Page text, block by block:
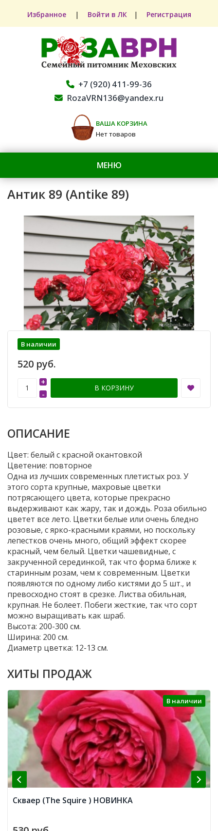
Избранное | Войти в ЛК | Регистрация
+7 (920) 411-99-36
RozaVRN136@yandex.ru
ВАША КОРЗИНА
Нет товаров
МЕНЮ
Антик 89 (Antike 89)
В наличии
520 руб.
-
+
В КОРЗИНУ
ОПИСАНИЕ
Цвет: бeлый с красной окантовкой
Цветение: повторное
Одна из лучших современных плетистых роз. У
этого сорта крупные, махровые цветки
потрясающего цвета, которые прекрасно
выдерживают как жару, так и дождь. Роза обильно
цветет все лето. Цветки белые или очень бледно
розовые, с ярко-красными краями, но поскольку
лепестков очень много, общий эффект скорее
красный, чем белый. Цветки чашевидные, с
закрученной серединкой, так что форма ближе к
старинным розам, чем к современным. Цветки
появляются по одному либо кистями до 5 шт., и
превосходно стоят в срезке. Листва обильная,
крупная. Не болеет. Побеги жесткие, так что сорт
можно выращивать как шраб.
Высота: 200-300 см.
Ширина: 200 см.
Диаметр цветка: 12-13 см.
ХИТЫ ПРОДАЖ
В наличии
Скваер (The Squire ) НОВИНКА